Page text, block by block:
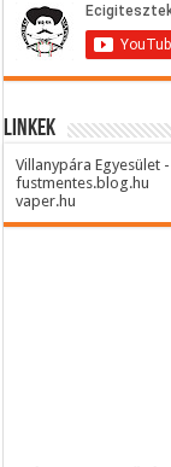
Linkek
Villanypára Egyesület
fustmentes.blog.hu
vaper.hu